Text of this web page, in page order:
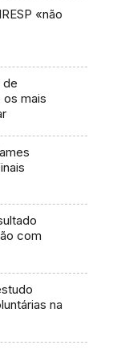
«não
de
os mais
com
na